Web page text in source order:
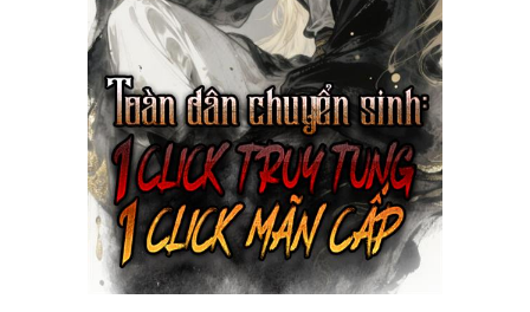
Truyện Convert
Truyện Dịch
Truyện Nhập Môn
Truyện ngắn